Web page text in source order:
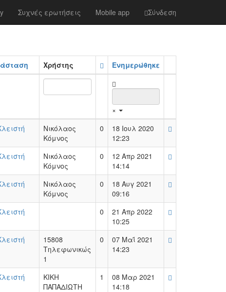
Συχνές ερωτήσεις Mobile app Σύνδεση
Καθαρισμός φίλτρων
Χρήστης Ενημερώθηκε
×
Νικόλαος
Κόμνος
0
18 Ιουλ 2020
12:23
Νικόλαος
Κόμνος
0
12 Απρ 2021
14:14
Νικόλαος
Κόμνος
0
18 Αυγ 2021
09:16
0
21 Απρ 2022
10:25
15808
Τηλεφωνικώς
1
0
07 Μαΐ 2021
14:23
ΚΙΚΗ
ΠΑΠΑΔΙΩΤΗ
1
08 Μαρ 2021
14:18